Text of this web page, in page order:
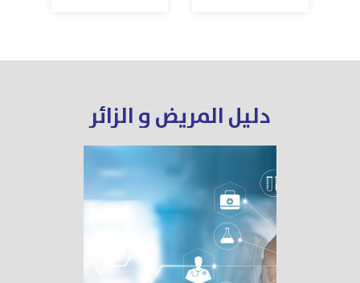
دليل المريض و الزائر